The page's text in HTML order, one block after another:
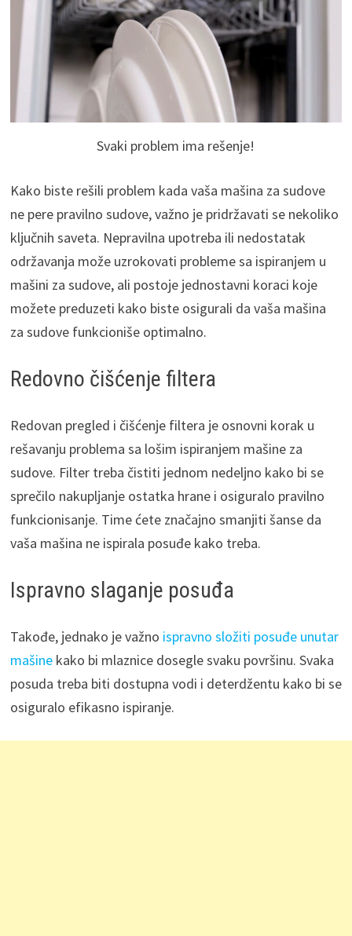
Svaki problem ima rešenje!
Kako biste rešili problem kada vaša mašina za sudove
ne pere pravilno sudove, važno je pridržavati se nekoliko
ključnih saveta. Nepravilna upotreba ili nedostatak
održavanja može uzrokovati probleme sa ispiranjem u
mašini za sudove, ali postoje jednostavni koraci koje
možete preduzeti kako biste osigurali da vaša mašina
za sudove funkcioniše optimalno.
Redovno čišćenje filtera
Redovan pregled i čišćenje filtera je osnovni korak u
rešavanju problema sa lošim ispiranjem mašine za
sudove. Filter treba čistiti jednom nedeljno kako bi se
sprečilo nakupljanje ostatka hrane i osiguralo pravilno
funkcionisanje. Time ćete značajno smanjiti šanse da
vaša mašina ne ispirala posuđe kako treba.
Ispravno slaganje posuđa
Takođe, jednako je važno ispravno složiti posuđe unutar
mašinekako bi mlaznice dosegle svaku površinu. Svaka
posuda treba biti dostupna vodi i deterdžentu kako bi se
osiguralo efikasno ispiranje.